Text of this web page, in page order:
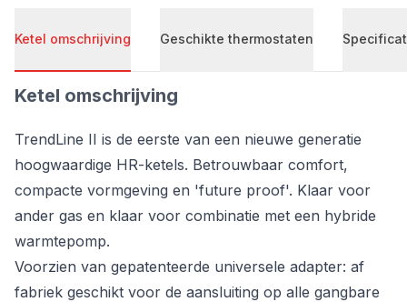
Ketel omschrijving Geschikte thermostaten
Ketel omschrijving
TrendLine II is de eerste van een nieuwe generatie
hoogwaardige HR-ketels. Betrouwbaar comfort,
compacte vormgeving en 'future proof'. Klaar voor
ander gas en klaar voor combinatie met een hybride
warmtepomp.
Voorzien van gepatenteerde universele adapter: af
fabriek geschikt voor de aansluiting op alle gangbare